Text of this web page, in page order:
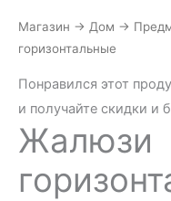
Магазин → Дом →
горизонтальные
Понравился этот
и получайте скидки и
Жалюзи